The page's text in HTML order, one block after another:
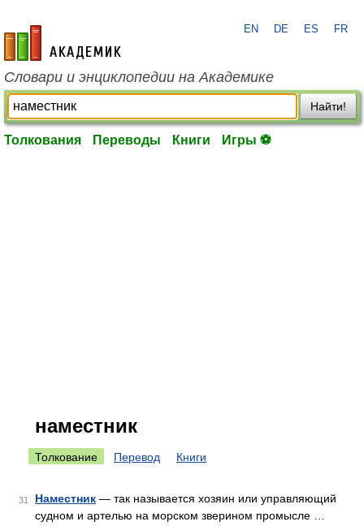
academic.ru
EN DE ES FR
Словари и энциклопедии на Академике
Найти!
Толкования Переводы Книги Игры ⚽
наместник
Толкование Перевод Книги
31 Наместник — так называется хозяин или управляющий
судном и артелью на морском зверином промысле …